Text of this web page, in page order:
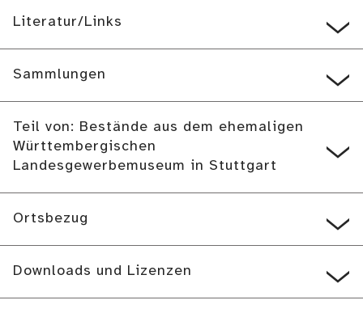
Literatur/Links
Sammlungen
Teil von: Bestände aus dem ehemaligen
Württembergischen
Landesgewerbemuseum in Stuttgart
Ortsbezug
Downloads und Lizenzen